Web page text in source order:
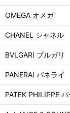
OMEGA オメガ
CHANEL シャネル
BVLGARI ブルガリ
PANERAI パネライ
PATEK PHILIPPE